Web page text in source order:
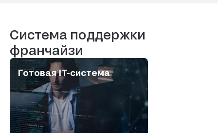
Система поддержки
франчайзи
Готовая IT-система